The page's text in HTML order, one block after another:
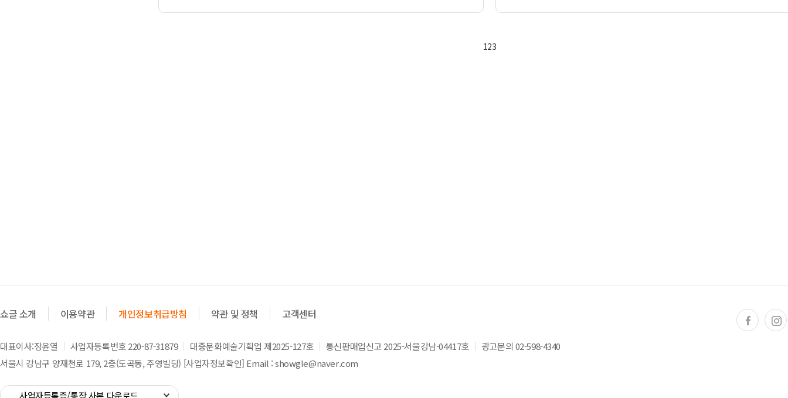
123
쇼글 소개 이용약관 개인정보취급방침 약관 및 정책 고객센터
대표이사:장윤열 사업자등록번호 220-87-31879 대중문화예술기획업 제2025-127호 통신판매업신고 2025-서울강남-04417호
광고문의 02-598-4340
서울시 강남구 양재천로 179, 2층(도곡동, 주영빌딩) [사업자정보확인] Email : showgle@naver.com
사업자등록증/통장 사본 다운로드